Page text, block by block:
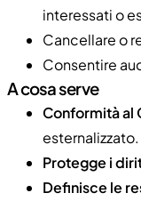
interessati o
Cancellare o
Consentire
A cosa serve
Conformità al
esternalizzato.
Protegge i
Definisce le